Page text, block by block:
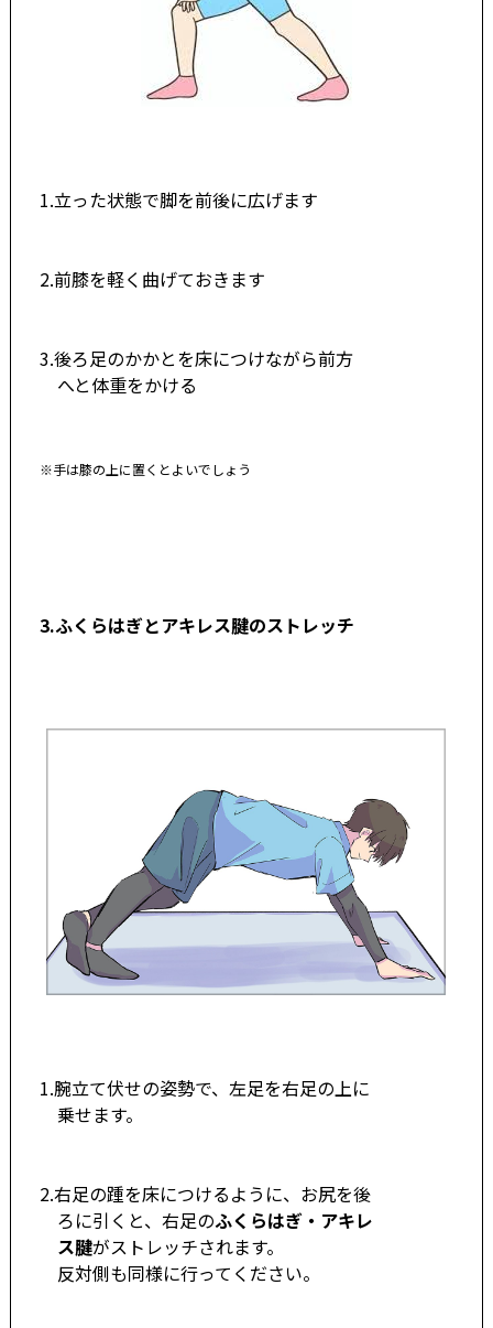
1.立った状態で脚を前後に広げます
2.前膝を軽く曲げておきます
3.後ろ足のかかとを床につけながら前方
へと体重をかける
※手は膝の上に置くとよいでしょう
3.ふくらはぎとアキレス腱のストレッチ
1.腕立て伏せの姿勢で、左足を右足の上に
乗せます。
2.右足の踵を床につけるように、お尻を後
ろに引くと、右足のふくらはぎ・アキレ
ス腱がストレッチされます。
反対側も同様に行ってください。